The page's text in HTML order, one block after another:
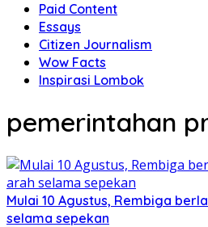
Paid Content
Essays
Citizen Journalism
Wow Facts
Inspirasi Lombok
pemerintahan
Mulai 10 Agustus, Rembiga
selama sepekan